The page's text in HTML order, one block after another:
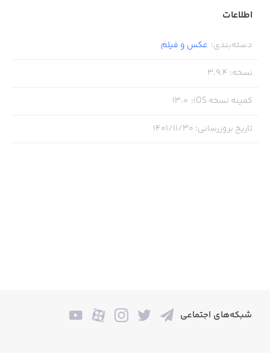
اطلاعات
دسته‌بندی: عکس و فیلم
نسخه:
3.9.4
کمینه نسخه iOS :
13.0
تاریخ بروزرسانی: ۱۴۰۱/۱۱/۳۰
شبکه‌های اجتماعی